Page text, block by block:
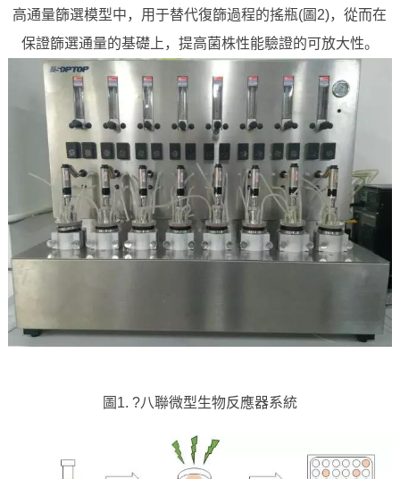
高通量篩選模型中，用于替代復篩過程的搖瓶(圖2)，從而在
保證篩選通量的基礎上，提高菌株性能驗證的可放大性。
圖1. ?八聯微型生物反應器系統